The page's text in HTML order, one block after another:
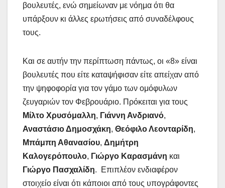
βουλευτές, ενώ σημείωναν με νόημα ότι θα
υπάρξουν κι άλλες ερωτήσεις από συναδέλφους
τους.
Και σε αυτήν την περίπτωση πάντως, οι «8» είναι
βουλευτές που είτε καταψήφισαν είτε απείχαν από
την ψηφοφορία για τον γάμο των ομόφυλων
ζευγαριών τον Φεβρουάριο. Πρόκειται για τους
Μίλτο Χρυσόμαλλη, Γιάννη Ανδριανό,
Αναστάσιο Δημοσχάκη, Θεόφιλο Λεονταρίδη,
Μπάμπη Αθανασίου, Δημήτρη
Καλογερόπουλο, Γιώργο Καρασμάνη και
Γιώργο Πασχαλίδη. Επιπλέον ενδιαφέρον
στοιχείο είναι ότι κάποιοι από τους υπογράφοντες